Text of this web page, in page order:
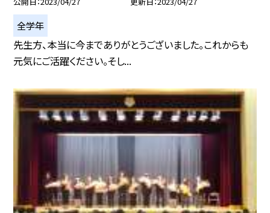
全学年
先生方、本当に今までありがとうございました。これからも
元気にご活躍ください。そし...